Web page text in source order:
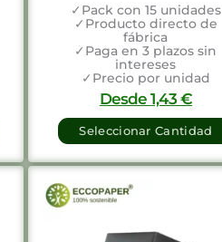
✓Pack con 15 unidades
✓Producto directo de
fábrica
✓Paga en 3 plazos sin
intereses
✓Precio por unidad
Desde1,43€
Seleccionar Cantidad